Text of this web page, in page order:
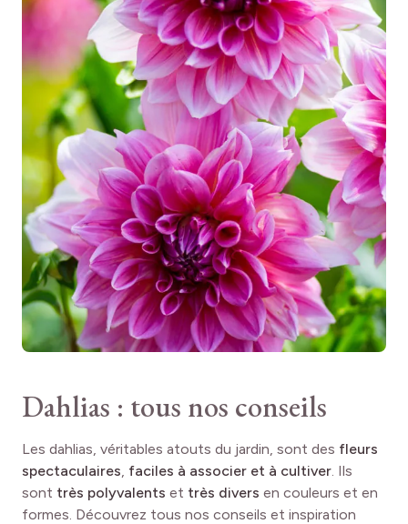
Buisson
RÉF
MR-PRODUITCONF_4497
Floraison décorative
LARGEUR ADULTE
20 cm
PROFONDEUR DE PLANTATION
10 cm
TYPE DE SOL
Tous
RUSTICITÉ
Peu rustique
Dahlias : tous nos conseils
Les dahlias, véritables atouts du jardin, sont des fleurs
spectaculaires faciles à associer et à cultiver . Ils
sont très polyvalents et très divers en couleurs et en
formes. Découvrez tous nos conseils et inspiration